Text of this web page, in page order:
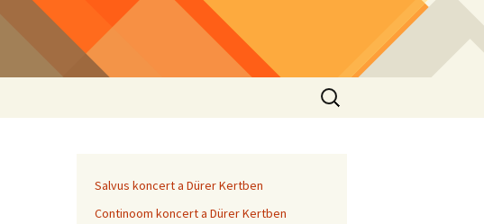
Search
for:
Salvus koncert a Dürer Kertben
Continoom koncert a Dürer Kertben